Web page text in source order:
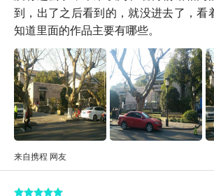
到，出了之后看到的，就没进去了，看
知道里面的作品主要有哪些。
来自携程 网友